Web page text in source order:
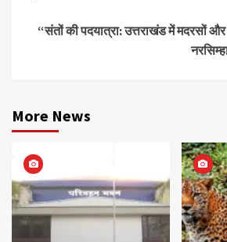
“संतों की पदयात्रा: उत्तराखंड में मदरसों
More News